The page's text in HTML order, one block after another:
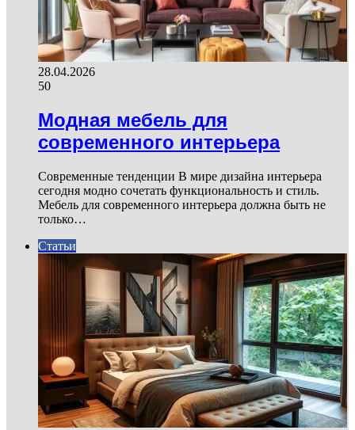
28.04.2026
50
Модная мебель для
современного интерьера
Современные тенденции В мире дизайна интерьера
сегодня модно сочетать функциональность и стиль.
Мебель для современного интерьера должна быть не
только…
Статьи